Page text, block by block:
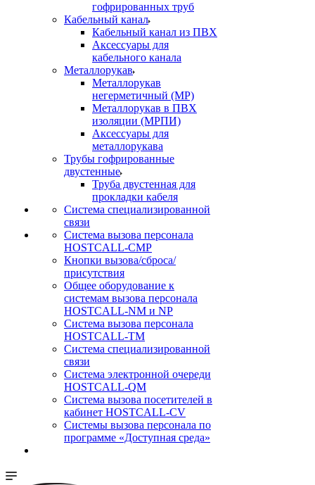
гофрированных труб
Кабельный канал
Кабельный канал из ПВХ
Аксессуары для
кабельного канала
Металлорукав
Металлорукав
негерметичный (МР)
Металлорукав в ПВХ
изоляции (МРПИ)
Аксессуары для
металлорукава
Трубы гофрированные
двустенные
Труба двустенная для
прокладки кабеля
Система специализированной
связи
Cистема вызова персонала
HOSTCALL-CMP
Кнопки вызова/сброса/
присутствия
Общее оборудование к
системам вызова персонала
HOSTCALL-NM и NP
Система вызова персонала
HOSTCALL-TM
Система специализированной
связи
Система электронной очереди
HOSTCALL-QM
Cистема вызова посетителей в
кабинет HOSTCALL-CV
Системы вызова персонала по
программе «Доступная среда»